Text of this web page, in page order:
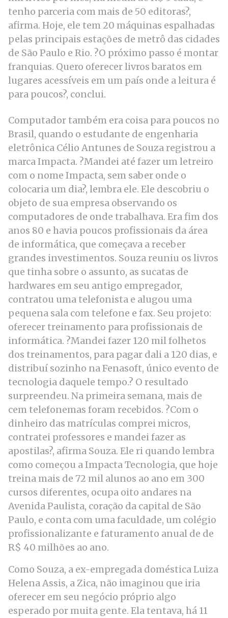
tenho parceria com mais de 50 editoras?,
afirma. Hoje, ele tem 20 máquinas espalhadas
pelas principais estações de metrô das cidades
de São Paulo e Rio. ?O próximo passo é montar
franquias. Quero oferecer livros baratos em
lugares acessíveis em um país onde a leitura é
para poucos?, conclui.
Computador também era coisa para poucos no
Brasil, quando o estudante de engenharia
eletrônica Célio Antunes de Souza registrou a
marca Impacta. ?Mandei até fazer um letreiro
com o nome Impacta, sem saber onde o
colocaria um dia?, lembra ele. Ele descobriu o
objeto de sua empresa observando os
computadores de onde trabalhava. Era fim dos
anos 80 e havia poucos profissionais da área
de informática, que começava a receber
grandes investimentos. Souza reuniu os livros
que tinha sobre o assunto, as sucatas de
hardwares em seu antigo empregador,
contratou uma telefonista e alugou uma
pequena sala com telefone e fax. Seu projeto:
oferecer treinamento para profissionais de
informática. ?Mandei fazer 120 mil folhetos
dos treinamentos, para pagar dali a 120 dias, e
distribuí sozinho na Fenasoft, único evento de
tecnologia daquele tempo.? O resultado
surpreendeu. Na primeira semana, mais de
cem telefonemas foram recebidos. ?Com o
dinheiro das matrículas comprei micros,
contratei professores e mandei fazer as
apostilas?, afirma Souza. Ele ri quando lembra
como começou a Impacta Tecnologia, que hoje
treina mais de 72 mil alunos ao ano em 300
cursos diferentes, ocupa oito andares na
Avenida Paulista, coração da capital de São
Paulo, e conta com uma faculdade, um colégio
profissionalizante e faturamento anual de de
R$ 40 milhões ao ano.
Como Souza, a ex-empregada doméstica Luiza
Helena Assis, a Zica, não imaginou que iria
oferecer em seu negócio próprio algo
esperado por muita gente. Ela tentava, há 11